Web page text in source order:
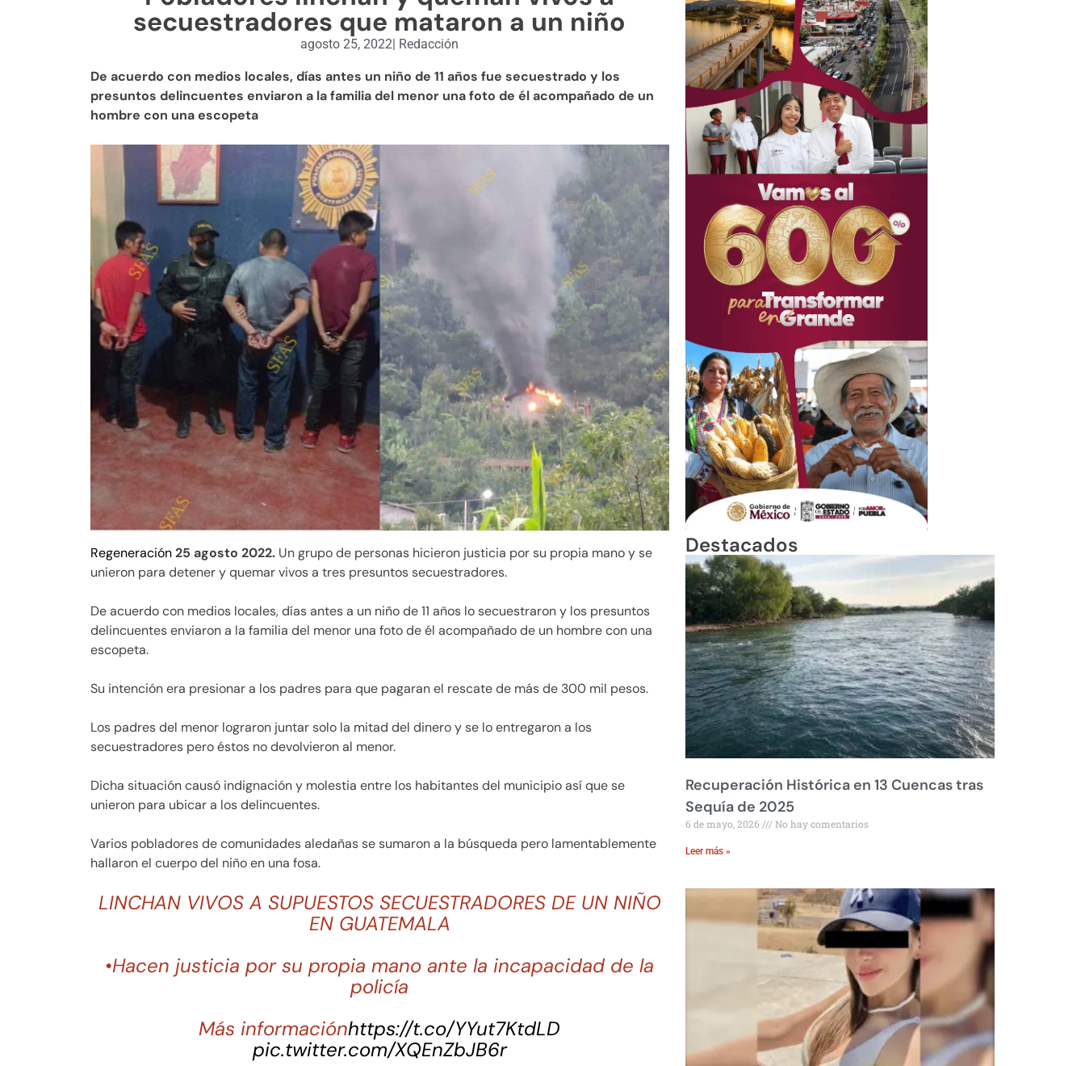
secuestradores que mataron a un niño
agosto 25, 2022 Redacción
De acuerdo con medios locales, días antes un niño de 11 años fue secuestrado y los
presuntos delincuentes enviaron a la familia del menor una foto de él acompañado de un
hombre con una escopeta
Regeneración25 agosto 2022. Un grupo de personas hicieron justicia por su propia mano y se
unieron para detener y quemar vivos a tres presuntos secuestradores.
De acuerdo con medios locales, días antes a un niño de 11 años lo secuestraron y los presuntos
delincuentes enviaron a la familia del menor una foto de él acompañado de un hombre con una
escopeta.
Su intención era presionar a los padres para que pagaran el rescate de más de 300 mil pesos.
Los padres del menor lograron juntar solo la mitad del dinero y se lo entregaron a los
secuestradores pero éstos no devolvieron al menor.
Dicha situación causó indignación y molestia entre los habitantes del municipio así que se
unieron para ubicar a los delincuentes.
Varios pobladores de comunidades aledañas se sumaron a la búsqueda pero lamentablemente
hallaron el cuerpo del niño en una fosa.
LINCHAN VIVOS A SUPUESTOS SECUESTRADORES DE UN NIÑO
EN GUATEMALA
•Hacen justicia por su propia mano ante la incapacidad de la
policía
Más informaciónhttps://t.co/YYut7KtdLD
pic.twitter.com/XQEnZbJB6r
Destacados
Recuperación Histórica en 13 Cuencas tras
Sequía de 2025
6 de mayo, 2026 No hay comentarios
Leer más »